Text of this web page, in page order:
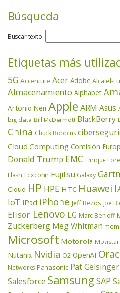
Búsqueda
Buscar texto:
Etiquetas más
5G Accenture Acer Adobe Alcatel-
Almacenamiento Alphabet
Antonio Neri Apple ARM Asus
big data Bill McDermott BlackBerry
China Chuck Robbins
Cloud Computing Comisión
Donald Trump EMC Enrique
Flash Foxconn Fujitsu Galaxy
Cloud HP HPE HTC Huawei
IoT iPad iPhone Jeff Bezos Joe
Ellison Lenovo LG Marc Benioff
Zuckerberg Meg Whitman
Microsoft Motorola Movistar
Nutanix Nvidia O2 OpenAI
Networks Panasonic Pat Gelsinger
Salesforce Samsung SAP